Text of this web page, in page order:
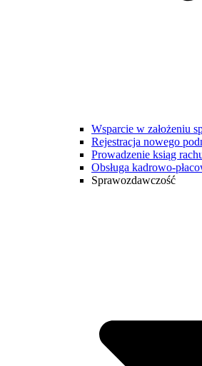
Wsparcie w założeniu
Rejestracja nowego
Prowadzenie ksiąg
Obsługa kadrowo-
Sprawozdawczość